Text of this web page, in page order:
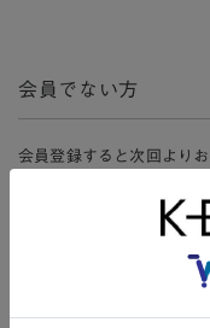
会員でない方
会員登録すると次回より
ージ、購入履歴をご利用